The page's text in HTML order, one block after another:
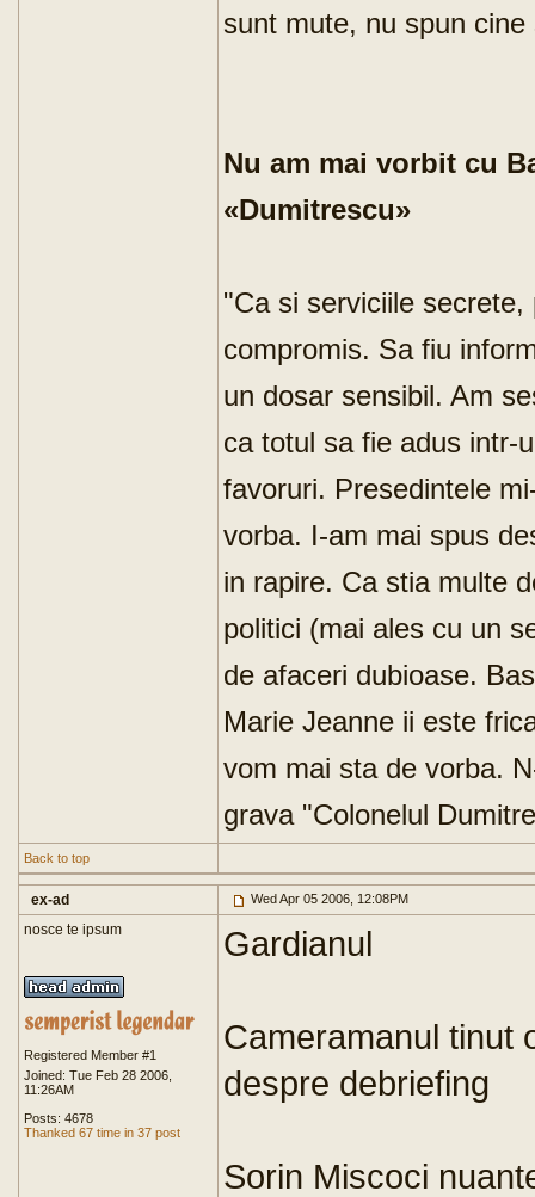
sunt mute, nu spun
Nu am mai vorbit cu
«Dumitrescu»
"Ca si serviciile
compromis. Sa fiu
un dosar sensibil. Am
ca totul sa fie adus intr-
favoruri. Presedintele
vorba. I-am mai spus
in rapire. Ca stia multe
politici (mai ales cu un
de afaceri dubioase.
Marie Jeanne ii este
vom mai sta de vorba.
grava "Colonelul
Back to top
ex-ad Wed Apr 05 2006, 12:08PM
nosce te ipsum
Registered Member #1
Joined: Tue Feb 28 2006,
11:26AM
Posts: 4678
Thanked 67 time in 37 post
Gardianul
Cameramanul tinut
despre debriefing
Sorin Miscoci